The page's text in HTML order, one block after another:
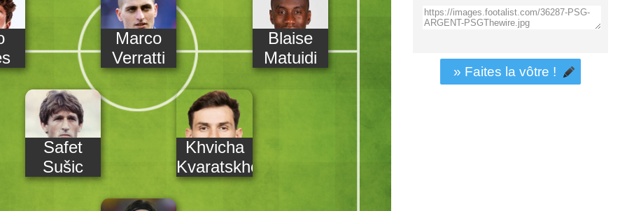
Marco
Verratti
Blaise
Matuidi
Safet
Sušic
Khvicha
Kvaratskhelia
» Faites la vôtre !